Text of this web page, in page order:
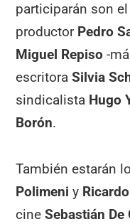
participarán son
productor Pedro
Miguel Repiso -
escritora Silvia
sindicalista Hugo
Borón.
También estarán
Polimeniy
cineSebastián De